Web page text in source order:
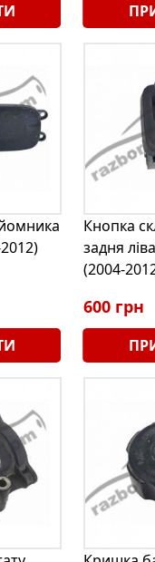
Кнопка
задня
(2004-
600 грн